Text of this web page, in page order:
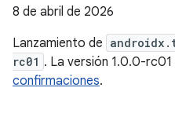
8 de abril de 2026
Lanzamiento de
rc01 . La versión 1.0.0-
confirmaciones.